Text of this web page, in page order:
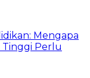
Mengapa
Perlu